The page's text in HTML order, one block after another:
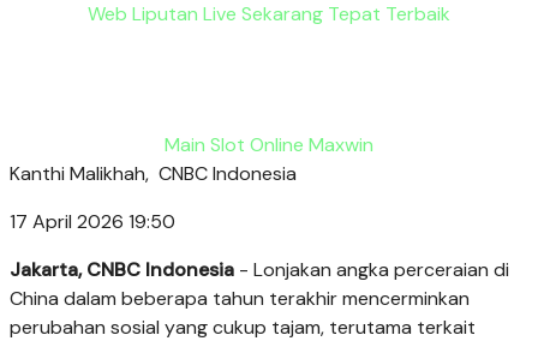
Web Liputan Live Sekarang Tepat Terbaik
Main Slot Online Maxwin
Kanthi Malikhah, CNBC Indonesia
17 April 2026 19:50
Jakarta, CNBC Indonesia - Lonjakan angka perceraian di
China dalam beberapa tahun terakhir mencerminkan
perubahan sosial yang cukup tajam, terutama terkait